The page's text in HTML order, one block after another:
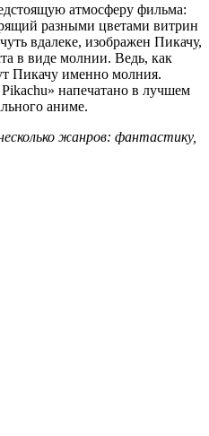
атмосферу фильма:
разными цветами витрин
вдалеке, изображен Пикачу,
в виде молнии. Ведь, как
Пикачу именно молния.
напечатано в лучшем
аниме.
жанров: фантастику,